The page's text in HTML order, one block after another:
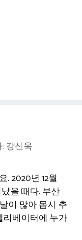
강신욱
. 2020년 12월
을 때다. 부산
이 많아 몹시 추
리베이터에 누가